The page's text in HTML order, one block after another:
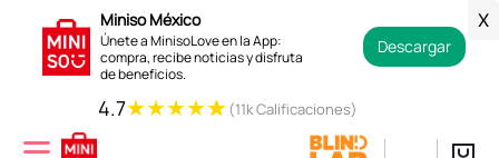
Miniso México
Únete a MinisoLove en la App:
compra, recibe noticias y disfruta
de beneficios.
Descargar
X
4.7★★★★★ (11k Calificaciones)